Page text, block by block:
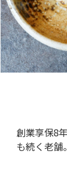
創業享保8
も続く老舗。